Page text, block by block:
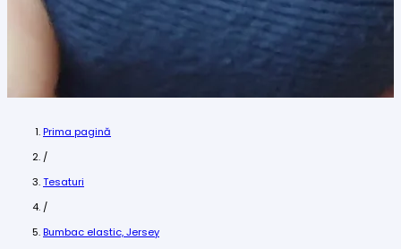
Prima pagină
/
Tesaturi
/
Bumbac elastic, Jersey